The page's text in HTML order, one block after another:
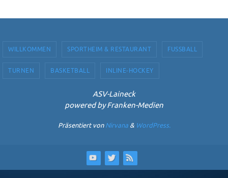
WILLKOMMEN SPORTHEIM & RESTAURANT FUSSBALL
TURNEN BASKETBALL INLINE-HOCKEY
ASV-Laineck
powered by Franken-Medien
Präsentiert vonNirvana& WordPress.